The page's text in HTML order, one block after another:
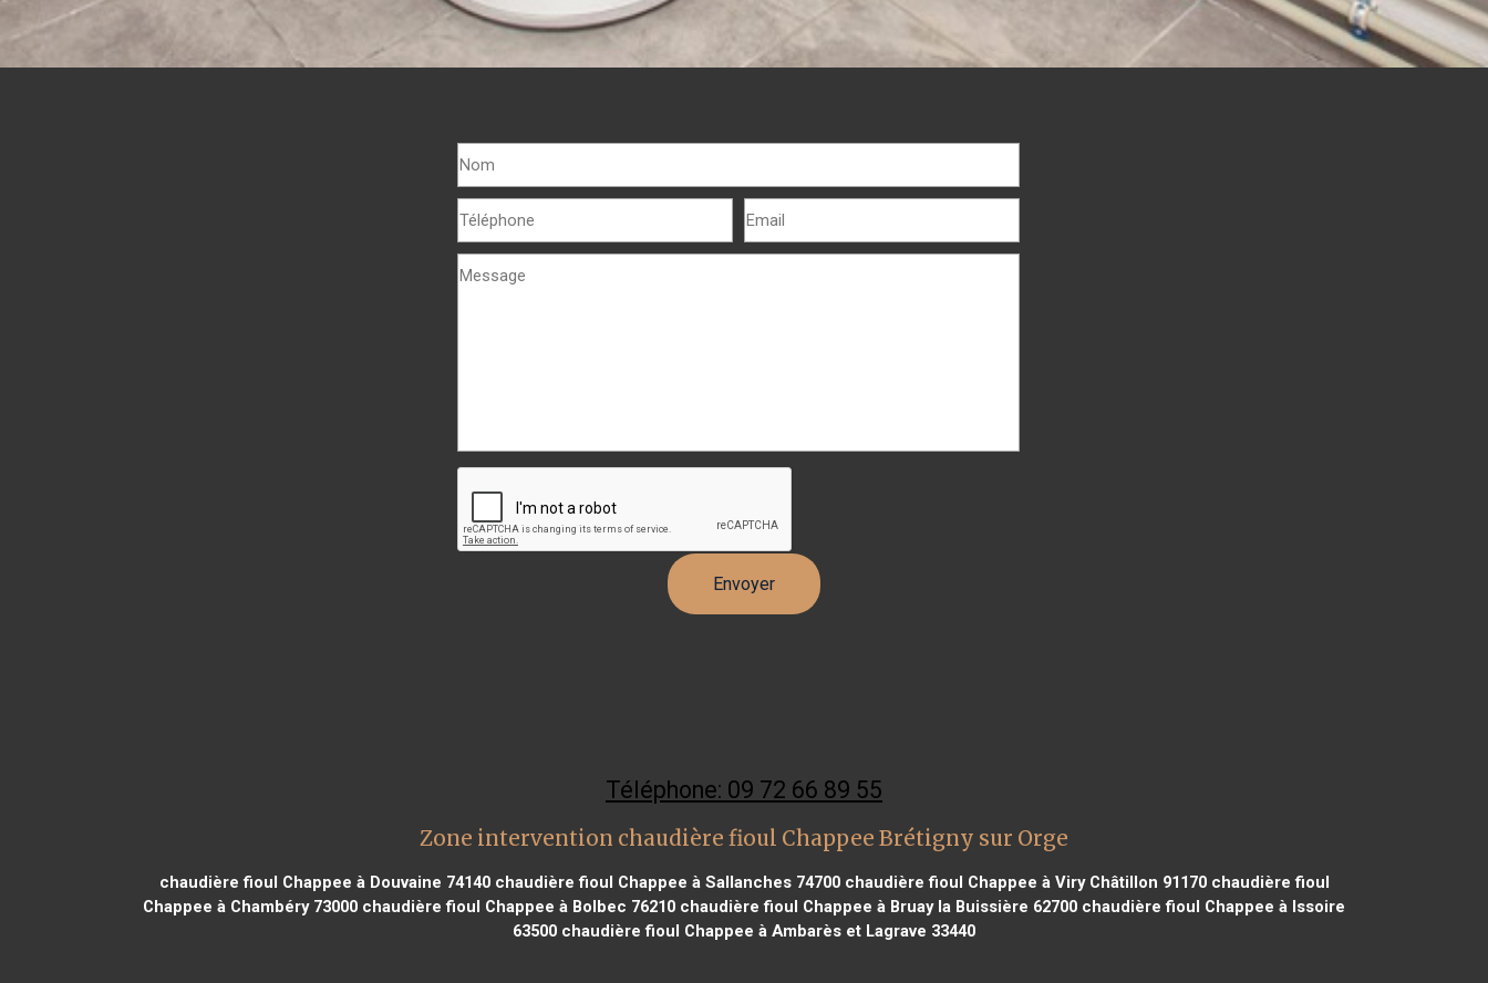
Téléphone: 09 72 66 89 55
Zone intervention chaudière fioul Chappee Brétigny sur Orge
chaudière fioul Chappee à Douvaine 74140chaudière fioul Chappee à Sallanches 74700chaudière fioul Chappee à Viry Châtillon 91170chaudière fioul
Chappee à Chambéry 73000 chaudière fioul Chappee à Bolbec 76210 chaudière fioul Chappee à Bruay la Buissière 62700 chaudière fioul Chappee à Issoire
63500 chaudière fioul Chappee à Ambarès et Lagrave 33440